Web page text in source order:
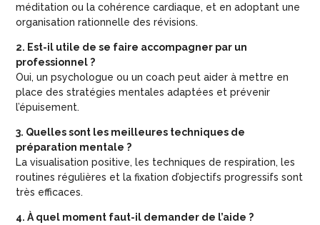
méditation ou la cohérence cardiaque, et en adoptant une
organisation rationnelle des révisions.
2. Est-il utile de se faire accompagner par un
professionnel ?
Oui, un psychologue ou un coach peut aider à mettre en
place des stratégies mentales adaptées et prévenir
l’épuisement.
3. Quelles sont les meilleures techniques de
préparation mentale ?
La visualisation positive, les techniques de respiration, les
routines régulières et la fixation d’objectifs progressifs sont
très efficaces.
4. À quel moment faut-il demander de l’aide ?